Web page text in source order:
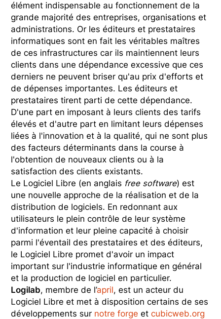
élément indispensable au fonctionnement de la
grande majorité des entreprises, organisations et
administrations. Or les éditeurs et prestataires
informatiques sont en fait les véritables maîtres
de ces infrastructures car ils maintiennent leurs
clients dans une dépendance excessive que ces
derniers ne peuvent briser qu'au prix d'efforts et
de dépenses importantes. Les éditeurs et
prestataires tirent parti de cette dépendance.
D'une part en imposant à leurs clients des tarifs
élevés et d'autre part en limitant leurs dépenses
liées à l'innovation et à la qualité, qui ne sont plus
des facteurs déterminants dans la course à
l'obtention de nouveaux clients ou à la
satisfaction des clients existants.
Le Logiciel Libre (en anglais free software) est
une nouvelle approche de la réalisation et de la
distribution de logiciels. En redonnant aux
utilisateurs le plein contrôle de leur système
d'information et leur pleine capacité à choisir
parmi l'éventail des prestataires et des éditeurs,
le Logiciel Libre promet d'avoir un impact
important sur l'industrie informatique en général
et la production de logiciel en particulier.
Logilab, membre de l’april, est un acteur du
Logiciel Libre et met à disposition certains de ses
développements sur notre forge et cubicweb.org